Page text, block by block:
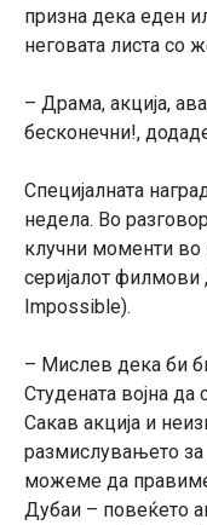
призна дека еден
неговата листа со
– Драма, акција,
бесконечни!,
Специјалната
недела. Во
клучни моменти во
серијалот филмови
Impossible).
– Мислев дека би
Студената војна
Сакав акција и
размислувањето за
можеме да
Дубаи – повеќето